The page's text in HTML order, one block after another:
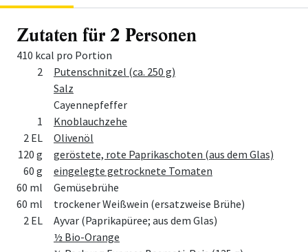
Zutaten für 2 Personen
410 kcal pro Portion
Menge
Zutat
2
Putenschnitzel (ca. 250 g)
Salz
Cayennepfeffer
1
Knoblauchzehe
2 EL
Olivenöl
120 g
geröstete, rote Paprikaschoten (aus dem Glas)
60 g
eingelegte getrocknete Tomaten
60 ml
Gemüsebrühe
60 ml
trockener Weißwein (ersatzweise Brühe)
2 EL
Ayvar (Paprikapüree; aus dem Glas)
½ Bio-Orange